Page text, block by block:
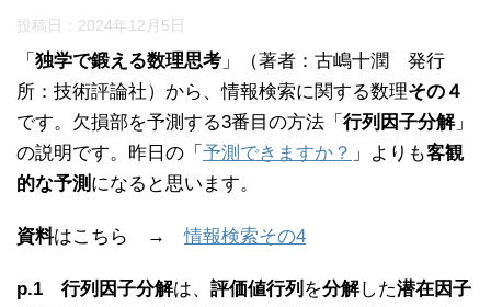
投稿日： 2024年12月5日
「 独学で鍛える数理思考 」（著者：古嶋十潤 発行
所：技術評論社）から、情報検索に関する数理その４
です。欠損部を予測する3番目の方法「 行列因子分解」
の説明です。昨日の「 予測できますか？ 」よりも客観
的な予測 になると思います。
資料はこちら →情報検索その4
p.1 行列因子分解は、 評価値行列 を分解した潜在因子